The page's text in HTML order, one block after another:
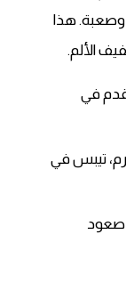
وصعبة. هذا
الألم.
في
تيبس في
صعود